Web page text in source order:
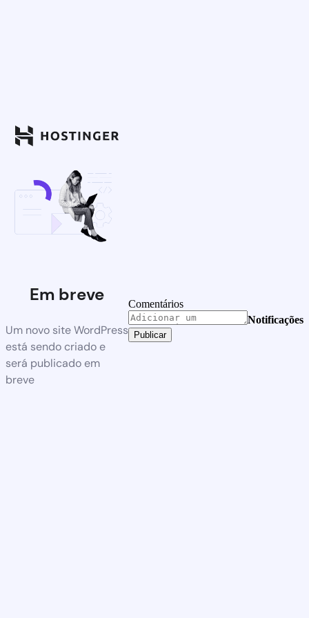
Em breve
Um novo site WordPress
está sendo criado e
será publicado em
breve
Comentários
Publicar
Notificações